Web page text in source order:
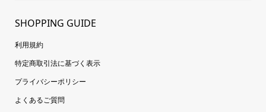
SHOPPING GUIDE
利用規約
特定商取引法に基づく表示
プライバシーポリシー
よくあるご質問